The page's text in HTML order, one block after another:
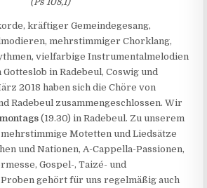
kräftiger Gemeindegesang,
mehrstimmiger Chorklang,
vielfarbige Instrumentalmelodien
in Radebeul, Coswig und
2018 haben sich die Chöre von
Radebeul zusammengeschlossen. Wir
montags (19.30) in Radebeul. Zu unserem
Motetten und Liedsätze
und Nationen, A-Cappella-Passionen,
Gospel-, Taizé- und
Proben gehört für uns regelmäßig auch